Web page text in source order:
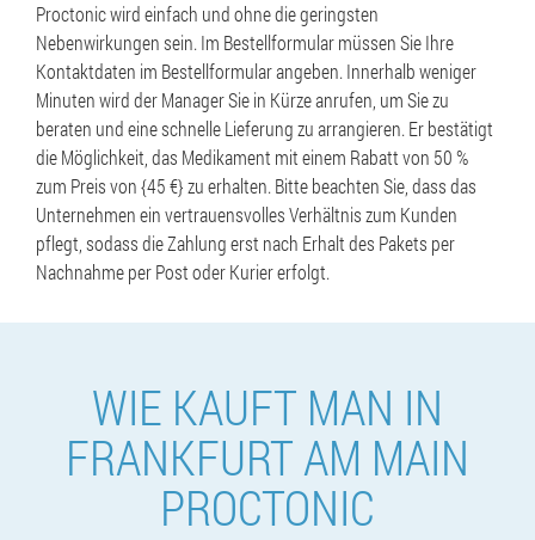
Proctonic wird einfach und ohne die geringsten
Nebenwirkungen sein. Im Bestellformular müssen Sie Ihre
Kontaktdaten im Bestellformular angeben. Innerhalb weniger
Minuten wird der Manager Sie in Kürze anrufen, um Sie zu
beraten und eine schnelle Lieferung zu arrangieren. Er bestätigt
die Möglichkeit, das Medikament mit einem Rabatt von 50 %
zum Preis von {45 €} zu erhalten. Bitte beachten Sie, dass das
Unternehmen ein vertrauensvolles Verhältnis zum Kunden
pflegt, sodass die Zahlung erst nach Erhalt des Pakets per
Nachnahme per Post oder Kurier erfolgt.
WIE KAUFT MAN IN
FRANKFURT AM MAIN
PROCTONIC